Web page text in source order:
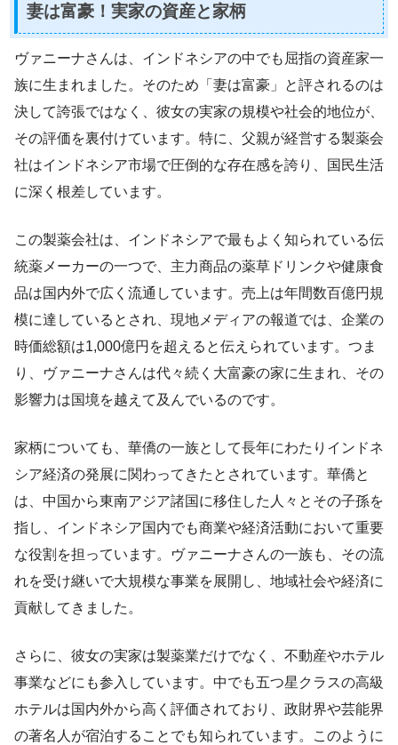
妻は富豪！実家の資産と家柄
ヴァニーナさんは、インドネシアの中でも屈指の資産家一
族に生まれました。そのため「妻は富豪」と評されるのは
決して誇張ではなく、彼女の実家の規模や社会的地位が、
その評価を裏付けています。特に、父親が経営する製薬会
社はインドネシア市場で圧倒的な存在感を誇り、国民生活
に深く根差しています。
この製薬会社は、インドネシアで最もよく知られている伝
統薬メーカーの一つで、主力商品の薬草ドリンクや健康食
品は国内外で広く流通しています。売上は年間数百億円規
模に達しているとされ、現地メディアの報道では、企業の
時価総額は1,000億円を超えると伝えられています。つま
り、ヴァニーナさんは代々続く大富豪の家に生まれ、その
影響力は国境を越えて及んでいるのです。
家柄についても、華僑の一族として長年にわたりインドネ
シア経済の発展に関わってきたとされています。華僑と
は、中国から東南アジア諸国に移住した人々とその子孫を
指し、インドネシア国内でも商業や経済活動において重要
な役割を担っています。ヴァニーナさんの一族も、その流
れを受け継いで大規模な事業を展開し、地域社会や経済に
貢献してきました。
さらに、彼女の実家は製薬業だけでなく、不動産やホテル
事業などにも参入しています。中でも五つ星クラスの高級
ホテルは国内外から高く評価されており、政財界や芸能界
の著名人が宿泊することでも知られています。このように